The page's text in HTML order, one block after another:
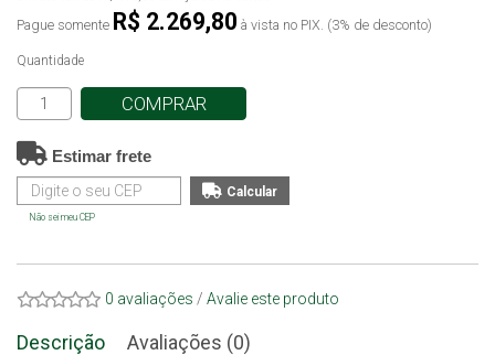
Pague somente R$ 2.269,80 à vista no PIX. (3% de desconto)
Quantidade
COMPRAR
Estimar frete
Não sei meu CEP
0 avaliações / Avalie este produto
Descrição Avaliações (0)